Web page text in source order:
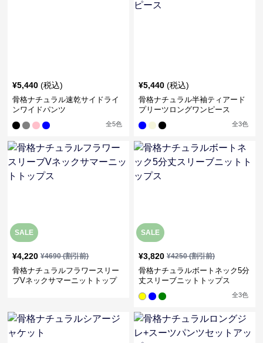
¥5,440 (税込)
骨格ナチュラル速乾サイドライ
ンワイドパンツ
全5色
¥5,440 (税込)
骨格ナチュラル半袖ティアード
プリーツロングワンピース
全3色
SALE
¥4,220 ¥4690(割引前)
骨格ナチュラルフラワースリー
ブVネックサマーニットトップ
SALE
¥3,820 ¥4250(割引前)
骨格ナチュラルボートネック5分
丈スリーブニットトップス
全3色